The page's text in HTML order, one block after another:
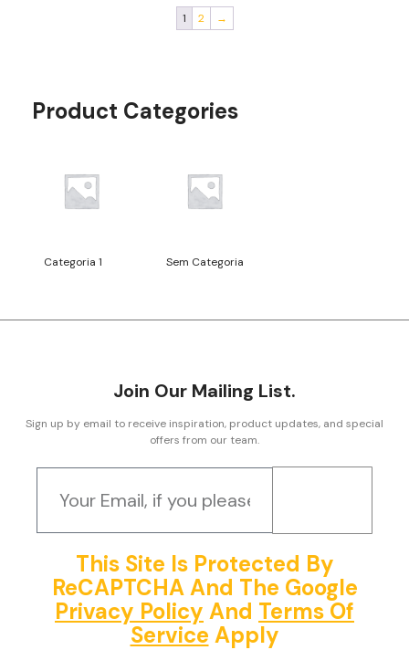
Product Categories
Categoria 1 Sem Categoria
1 2 →
Join Our Mailing List.
Sign up by email to receive inspiration, product updates, and special
offers from our team.
This Site Is Protected By
ReCAPTCHA And The Google
Privacy Policy And Terms Of
Service Apply